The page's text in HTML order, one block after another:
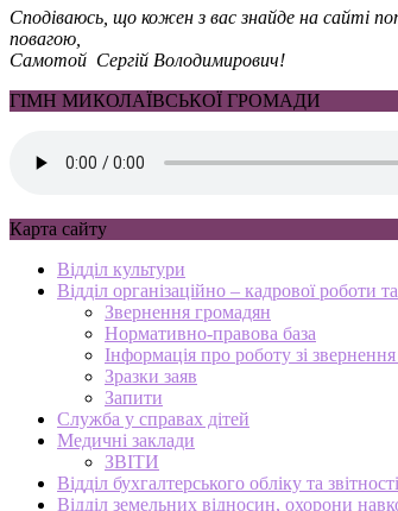
Сподіваюсь, що кожен з вас знайде на сайті
повагою,
Самотой Сергій Володимирович!
ГІМН МИКОЛАЇВСЬКОЇ ГРОМАДИ
Карта сайту
Відділ культури
Відділ організаційно – кадрової роботи
Звернення громадян
Нормативно-правова база
Інформація про роботу зі
Зразки заяв
Запити
Служба у справах дітей
Медичні заклади
ЗВІТИ
Відділ бухгалтерського обліку та звітності
Відділ земельних відносин, охорони